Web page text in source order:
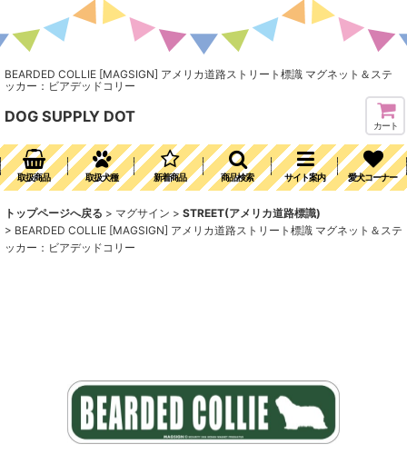
BEARDED COLLIE [MAGSIGN] アメリカ道路ストリート標識 マグネット＆ステ
ッカー：ビアデッドコリー
DOG SUPPLY DOT
カート
取扱商品 取扱犬種 新着商品 商品検索 サイト案内 愛犬コーナー
トップページへ戻る > マグサイン > STREET(アメリカ道路標識)
> BEARDED COLLIE [MAGSIGN] アメリカ道路ストリート標識 マグネット＆ステ
ッカー：ビアデッドコリー